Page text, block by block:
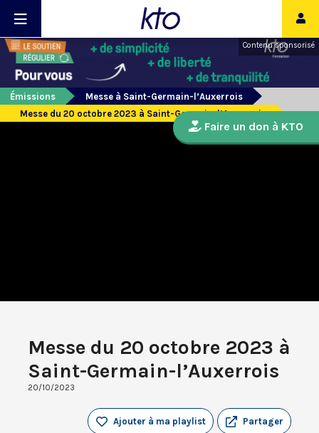
Contenu sponsorisé
Émissions
Messe à Saint-Germain-l’Auxerrois
Messe du 20 octobre 2023 à Saint-Germain-l’Auxerrois
Messe du 20 octobre 2023 à
Saint-Germain-l’Auxerrois
20/10/2023
Partager
Ajouter à ma playlist
Faire un don à KTO